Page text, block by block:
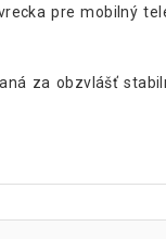
pre mobilný
za obzvlášť